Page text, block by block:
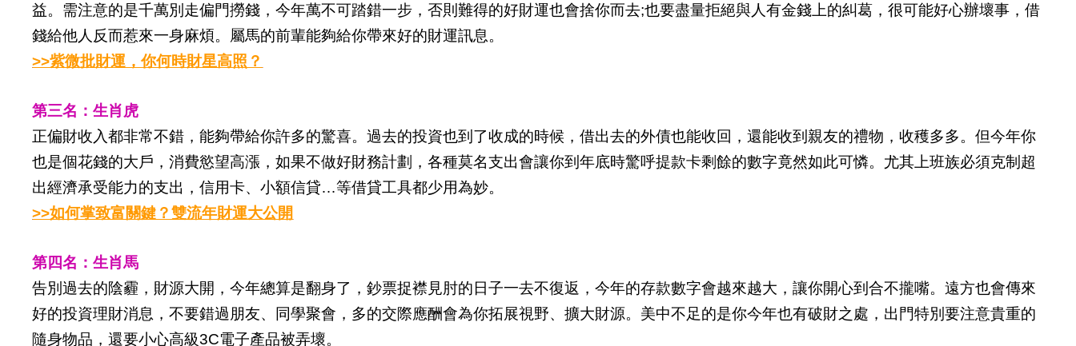
益。需注意的是千萬別走偏門撈錢，今年萬不可踏錯一步，否則難得的好財運也會捨你而去;也要盡量拒絕與人有金錢上的糾葛，很可能好心辦壞事，借
錢給他人反而惹來一身麻煩。屬馬的前輩能夠給你帶來好的財運訊息。
>>紫微批財運，你何時財星高照？
第三名：生肖虎
正偏財收入都非常不錯，能夠帶給你許多的驚喜。過去的投資也到了收成的時候，借出去的外債也能收回，還能收到親友的禮物，收穫多多。但今年你
也是個花錢的大戶，消費慾望高漲，如果不做好財務計劃，各種莫名支出會讓你到年底時驚呼提款卡剩餘的數字竟然如此可憐。尤其上班族必須克制超
出經濟承受能力的支出，信用卡、小額信貸…等借貸工具都少用為妙。
>>如何掌致富關鍵？雙流年財運大公開
第四名：生肖馬
告別過去的陰霾，財源大開，今年總算是翻身了，鈔票捉襟見肘的日子一去不復返，今年的存款數字會越來越大，讓你開心到合不攏嘴。遠方也會傳來
好的投資理財消息，不要錯過朋友、同學聚會，多的交際應酬會為你拓展視野、擴大財源。美中不足的是你今年也有破財之處，出門特別要注意貴重的
隨身物品，還要小心高級3C電子產品被弄壞。